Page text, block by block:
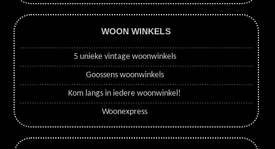
WOON WINKELS
5 unieke vintage woonwinkels
Goossens woonwinkels
Kom langs in iedere woonwinkel!
Woonexpress